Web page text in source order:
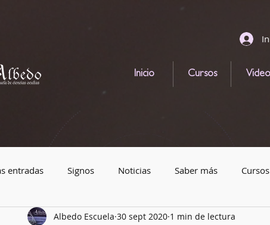
Inicio Cursos
entradas Signos Noticias Saber más Cursos
mágicas Piedras mágicas Animales mágicos
Albedo Escuela 30 sept 2020 1 min de lectura